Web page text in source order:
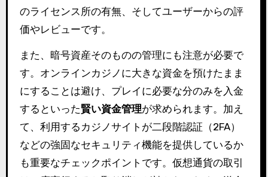
のライセンス所の有無、そしてユーザーからの評
価やレビューです。
また、暗号資産そのものの管理にも注意が必要で
す。オンラインカジノに大きな資金を預けたまま
にすることは避け、プレイに必要な分のみを入金
するといった賢い資金管理が求められます。加え
て、利用するカジノサイトが二段階認証（2FA）
などの強固なセキュリティ機能を提供しているか
も重要なチェックポイントです。仮想通貨の取引